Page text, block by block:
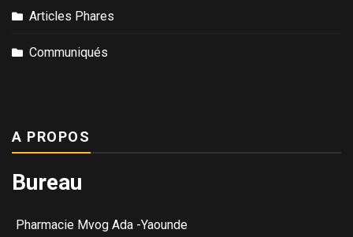
Articles Phares
Communiqués
A PROPOS
Bureau
Pharmacie Mvog Ada -Yaounde